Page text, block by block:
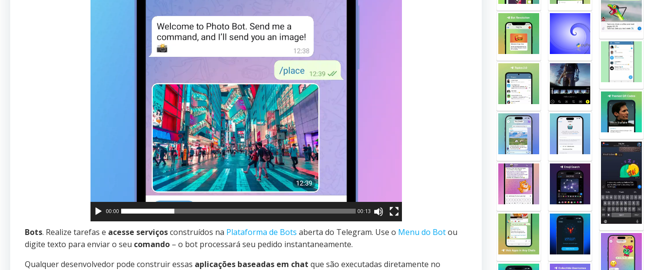
00:00 00:13
Bots. Realize tarefas e acesse serviçosconstruídos na Plataforma de Bots aberta do Telegram. Use o Menu do Botou
digite texto para enviar o seu comando – o bot processará seu pedido instantaneamente.
Qualquer desenvolvedor pode construir essas aplicações baseadas em chat que são executadas diretamente no